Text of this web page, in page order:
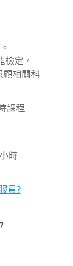
檢定。
顧相關科
課程
時
員?